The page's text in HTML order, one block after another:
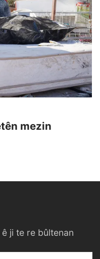
mezin
ji te re bûltenan